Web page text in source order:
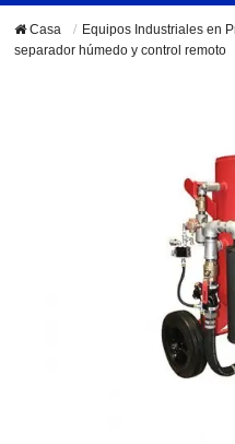
Casa Equipos Industriales en
separador húmedo y control remoto